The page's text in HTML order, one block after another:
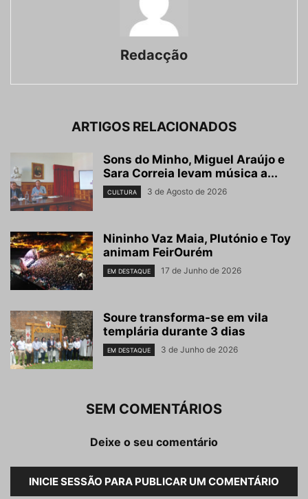
Redacção
ARTIGOS RELACIONADOS
Sons do Minho, Miguel Araújo e
Sara Correia levam música a...
CULTURA 3 de Agosto de 2026
Nininho Vaz Maia, Plutónio e Toy
animam FeirOurém
EM DESTAQUE 17 de Junho de 2026
Soure transforma-se em vila
templária durante 3 dias
EM DESTAQUE 3 de Junho de 2026
SEM COMENTÁRIOS
Deixe o seu comentário
INICIE SESSÃO PARA PUBLICAR UM COMENTÁRIO